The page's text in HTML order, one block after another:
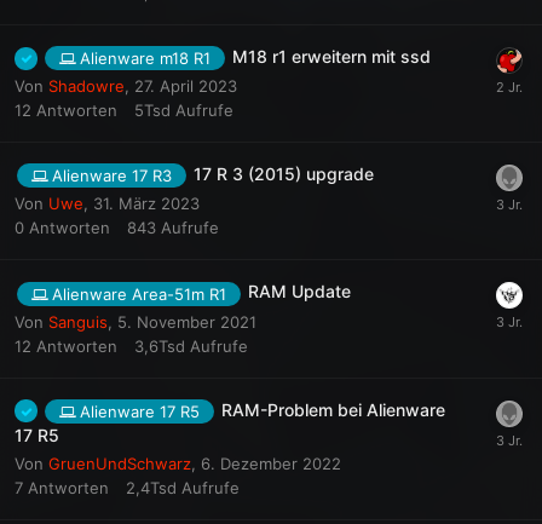
Alienware m18 R1 M18 r1 erweitern mit ssd
Von Shadowre, 27. April 2023
12 Antworten 5Tsd Aufrufe
Alienware 17 R3 17 R 3 (2015) upgrade
Von Uwe, 31. März 2023
0 Antworten 843 Aufrufe
Alienware Area-51m R1 RAM Update
Von Sanguis
5. November 2021
12 Antworten 3,6Tsd Aufrufe
Alienware 17 R5
RAM-Problem bei Alienware
17 R5
Von GruenUndSchwarz 6. Dezember 2022
7 Antworten 2,4Tsd Aufrufe